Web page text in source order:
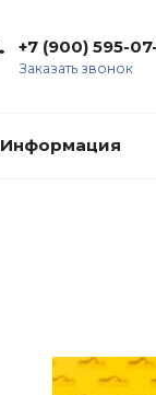
+7 (900) 595-
Заказать звонок
Информация